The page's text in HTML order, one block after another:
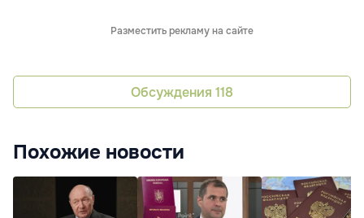
Разместить рекламу на сайте
Обсуждения 118
Похожие новости